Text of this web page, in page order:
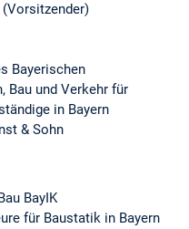
Bayerischen
Bau und Verkehr für
in Bayern
& Sohn
BayIK
für Baustatik in Bayern